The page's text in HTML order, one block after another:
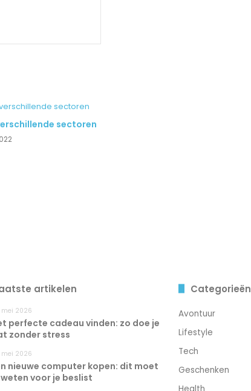
sectoren
artikelen
mei 2026
perfecte cadeau vinden: zo doe je
zonder stress
mei 2026
nieuwe computer kopen: dit moet
voor je beslist
Categorieën
Avontuur
Lifestyle
Tech
Geschenken